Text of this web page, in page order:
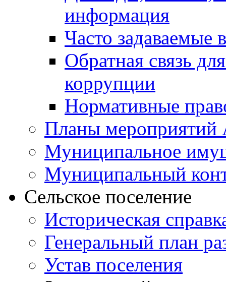
информация
Часто задаваемые
Обратная связь
коррупции
Нормативные
Планы мероприятий
Муниципальное
Муниципальный
Сельское поселение
Историческая
Генеральный план
Устав поселения